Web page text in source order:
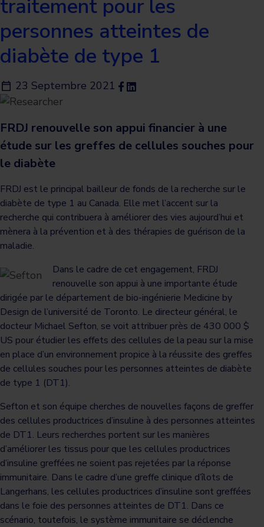
traitement pour les
personnes atteintes de
diabète de type 1
23 Septembre 2021
FRDJ renouvelle son appui financier à une
étude sur les greffes de cellules souches pour
le diabète
FRDJ est le principal bailleur de fonds de la recherche sur le
diabète de type 1 au Canada. Elle met l’accent sur la
recherche qui contribuera à améliorer des vies aujourd’hui et
mènera à la prévention et à des thérapies de guérison de la
maladie.
Dans le cadre de cet engagement, FRDJ
renouvelle son appui à une importante étude
dirigée par le département de bio-ingénierie Medicine by
Design de l’université de Toronto. Le directeur général, le
docteur Michael Sefton, se voit attribuer près de 430 000 $
US pour étudier les effets des cellules de la peau sur la mise
en place d’un environnement propice à la réussite des greffes
de cellules souches pour les personnes atteintes de diabète
de type 1 (DT1).
Sefton et son équipe cherches de nouvelles façons de greffer
des cellules productrices d’insuline à des personnes atteintes
de DT1. Leurs recherches portent sur les manières
d’améliorer les tissus pour que les cellules productrices
d’insuline greffées ne soient pas rejetées par la réponse
immunitaire. Dans le cadre d’une greffe clinique d’îlots de
Langerhans, les cellules productrices d’insuline sont greffées
dans le foie des personnes atteintes de DT1. Dans ce
scénario, toutefois, le système immunitaire se déclenche